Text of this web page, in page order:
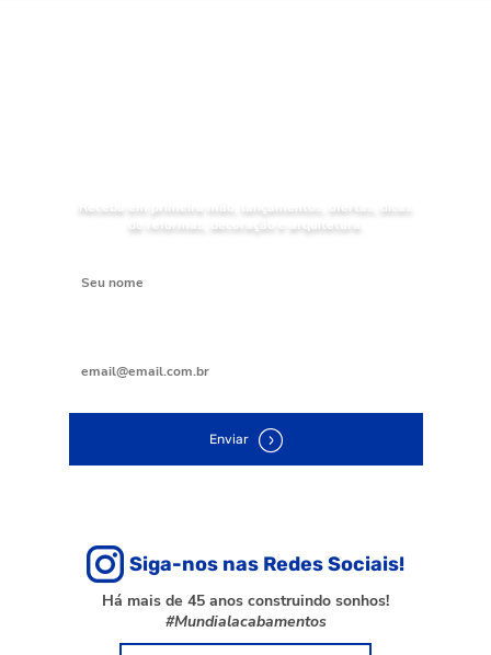
Receba em primeira mão, lançamentos, ofertas, dicas
de reformas, decoração e arquitetura.
Enviar
Siga-nos nas Redes Sociais!
Há mais de 45 anos construindo sonhos!
#Mundialacabamentos